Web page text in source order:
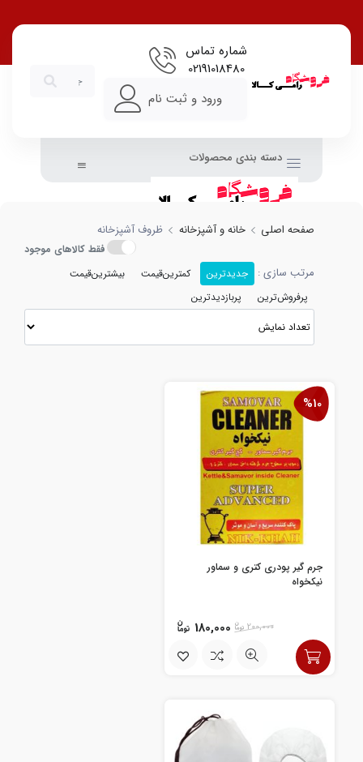
شماره تماس
02191018480
ورود و ثبت نام
دسته بندی محصولات
صفحه اصلی خانه و آشپزخانه ظروف آشپزخانه
فقط کالاهای موجود
مرتب سازی : جدیدترین کمترین‌قیمت
بیشترین‌قیمت
پرفروش‌ترین
پربازدیدترین
%10
جرم گیر پودری کتری و سماور
نیکخواه
200,000
180,000